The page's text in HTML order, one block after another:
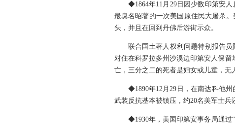
◆1864年11月29日因少数印第安
最臭名昭著的一次美国原住民大屠杀
头，并且在回到丹佛后游街示众。
联合国土著人权利问题特别报告
对住在科罗拉多州沙溪边印第安人保
亡，三分之二的死者是妇女或儿童，无
◆1890年12月29日，在南达科他
武装反抗基本被镇压，约20名美军士兵
◆1930年，美国印第安事务局通过